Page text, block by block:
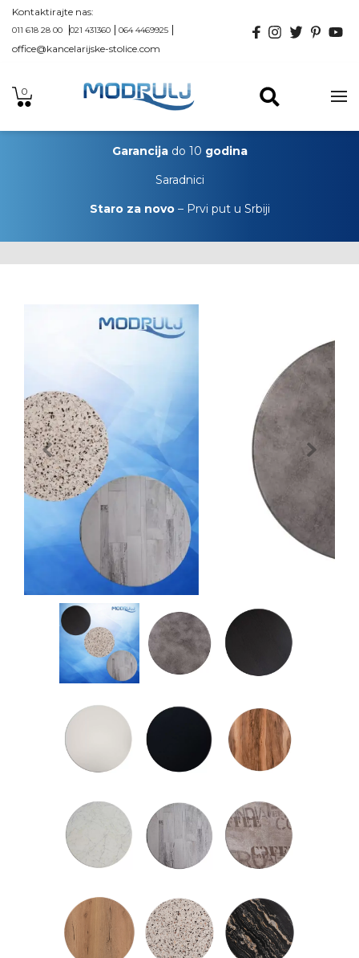
Kontaktirajte nas:
011 618 28 00 021 431360 064 4469925
office@kancelarijske-stolice.com
0
Garancijado 10 godina
Saradnici
Staro za novo– Prvi put u Srbiji
Previous Next